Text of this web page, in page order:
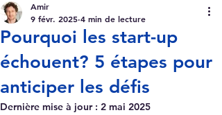
Pourquoi les start-up
échouent? 5 étapes pour
anticiper les défis
Amir
9 févr. 2025 4 min de lecture
Dernière mise à jour : 2 mai 2025